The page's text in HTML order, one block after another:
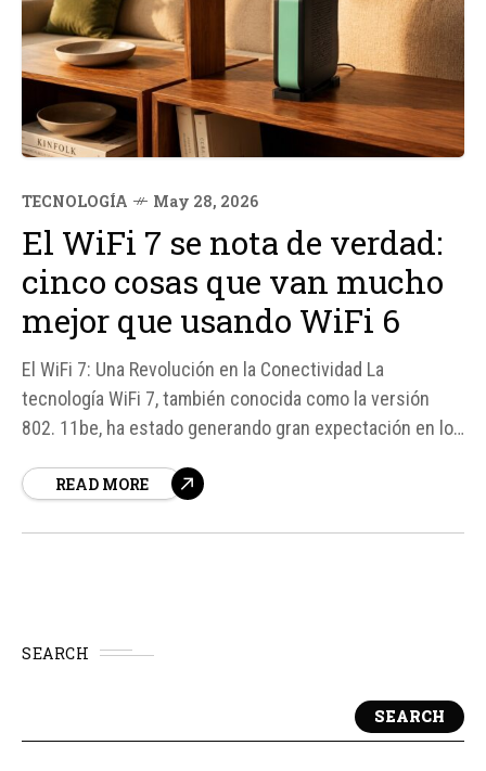
TECNOLOGÍA May 28, 2026
El WiFi 7 se nota de verdad:
cinco cosas que van mucho
mejor que usando WiFi 6
El WiFi 7: Una Revolución en la Conectividad La
tecnología WiFi 7, también conocida como la versión
802. 11be, ha estado generando gran expectación en los
han comenzado a implementar routers compatibles con
READ MORE
SEARCH
SEARCH